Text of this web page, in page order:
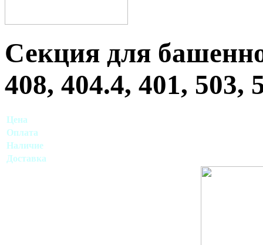
Секция для
408, 404.4, 401, 503,
Цена
Оплата
Наличие
Доставка